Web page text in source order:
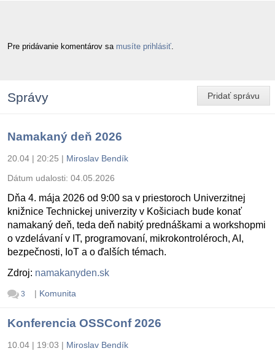
Pre pridávanie komentárov sa musíte prihlásiť
Pridať správu
Správy
Namakaný deň 2026
20.04 | 20:25 | Miroslav Bendík
Dátum udalosti: 04.05.2026
Dňa 4. mája 2026 od 9:00 sa v priestoroch Univerzitnej
knižnice Technickej univerzity v Košiciach bude konať
namakaný deň, teda deň nabitý prednáškami a workshopmi
o vzdelávaní v IT, programovaní, mikrokontroléroch, AI,
bezpečnosti, IoT a o ďalších témach.
Zdroj: namakanyden.sk
3 | Komunita
Konferencia OSSConf 2026
10.04 | 19:03 | Miroslav Bendík